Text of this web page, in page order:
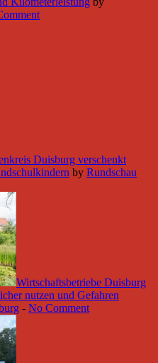
Duisburg verschenkt
by Rundschau
Wirtschaftsbetriebe Duisburg
nutzen und Gefahren
- No Comment